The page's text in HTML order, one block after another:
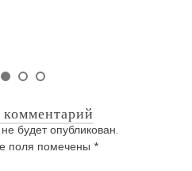
будет опубликован.
поля помечены *